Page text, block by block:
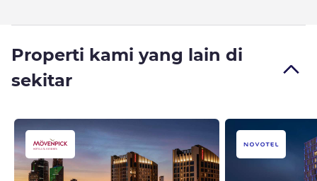
Properti kami yang lain di
sekitar